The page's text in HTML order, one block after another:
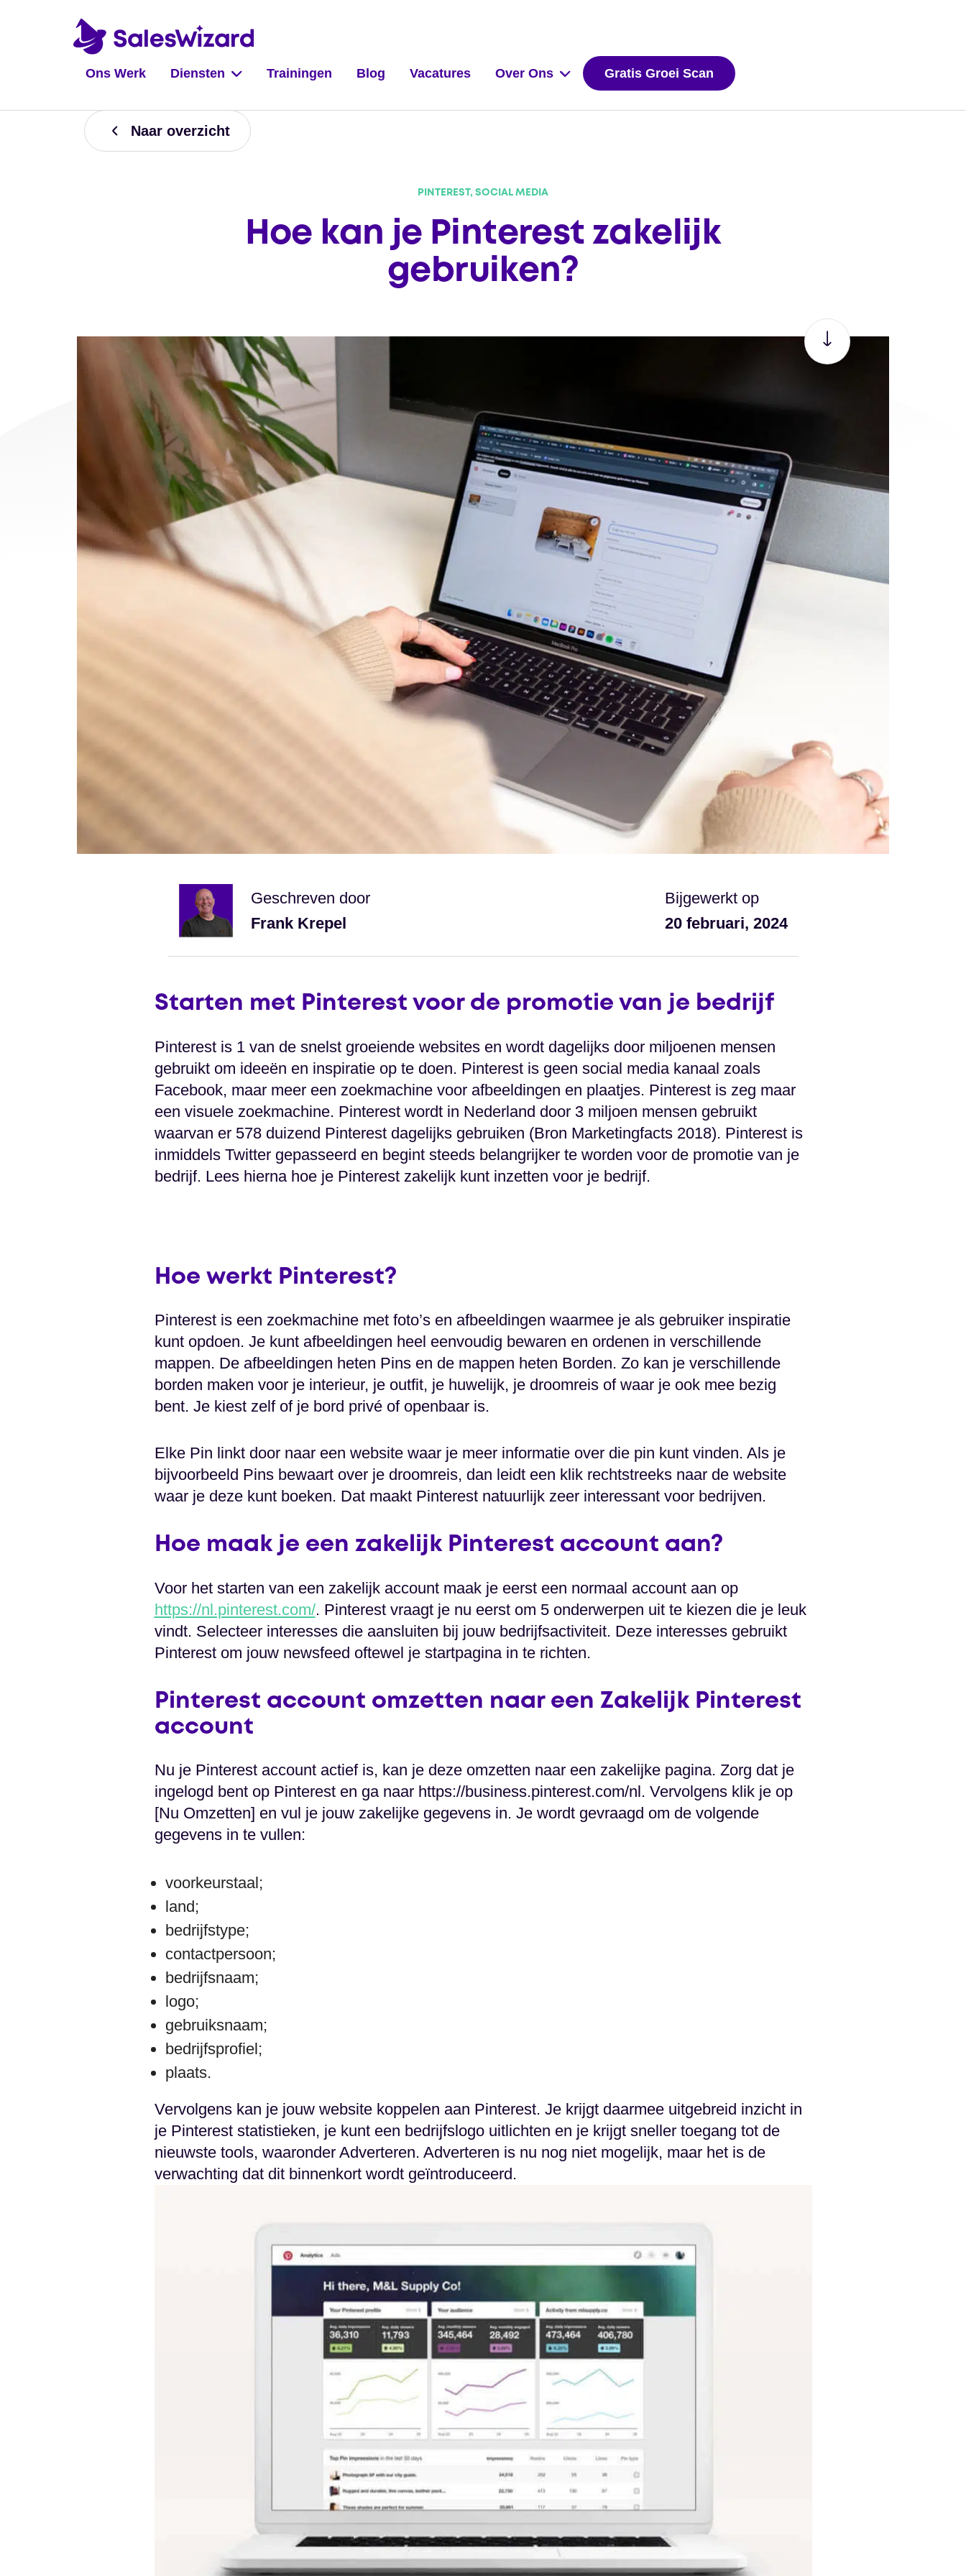
Ons Werk Diensten Trainingen Blog Vacatures Over Ons Gratis Groei Scan
Naar overzicht
PINTEREST, SOCIAL MEDIA
Hoe kan je Pinterest zakelijk
gebruiken?
Geschreven door
Frank Krepel
Bijgewerkt op
20 februari, 2024
Starten met Pinterest voor de promotie van je bedrijf
Pinterest is 1 van de snelst groeiende websites en wordt dagelijks door miljoenen mensen
gebruikt om ideeën en inspiratie op te doen. Pinterest is geen social media kanaal zoals
Facebook, maar meer een zoekmachine voor afbeeldingen en plaatjes. Pinterest is zeg maar
een visuele zoekmachine. Pinterest wordt in Nederland door 3 miljoen mensen gebruikt
waarvan er 578 duizend Pinterest dagelijks gebruiken (Bron Marketingfacts 2018). Pinterest is
inmiddels Twitter gepasseerd en begint steeds belangrijker te worden voor de promotie van je
bedrijf. Lees hierna hoe je Pinterest zakelijk kunt inzetten voor je bedrijf.
Hoe werkt Pinterest?
Pinterest is een zoekmachine met foto’s en afbeeldingen waarmee je als gebruiker inspiratie
kunt opdoen. Je kunt afbeeldingen heel eenvoudig bewaren en ordenen in verschillende
mappen. De afbeeldingen heten Pins en de mappen heten Borden. Zo kan je verschillende
borden maken voor je interieur, je outfit, je huwelijk, je droomreis of waar je ook mee bezig
bent. Je kiest zelf of je bord privé of openbaar is.
Elke Pin linkt door naar een website waar je meer informatie over die pin kunt vinden. Als je
bijvoorbeeld Pins bewaart over je droomreis, dan leidt een klik rechtstreeks naar de website
waar je deze kunt boeken. Dat maakt Pinterest natuurlijk zeer interessant voor bedrijven.
Hoe maak je een zakelijk Pinterest account aan?
Voor het starten van een zakelijk account maak je eerst een normaal account aan op
https://nl.pinterest.com/. Pinterest vraagt je nu eerst om 5 onderwerpen uit te kiezen die je leuk
vindt. Selecteer interesses die aansluiten bij jouw bedrijfsactiviteit. Deze interesses gebruikt
Pinterest om jouw newsfeed oftewel je startpagina in te richten.
Pinterest account omzetten naar een Zakelijk Pinterest
account
Nu je Pinterest account actief is, kan je deze omzetten naar een zakelijke pagina. Zorg dat je
ingelogd bent op Pinterest en ga naar https://business.pinterest.com/nl. Vervolgens klik je op
[Nu Omzetten] en vul je jouw zakelijke gegevens in. Je wordt gevraagd om de volgende
gegevens in te vullen:
voorkeurstaal;
land;
bedrijfstype;
contactpersoon;
bedrijfsnaam;
logo;
gebruiksnaam;
bedrijfsprofiel;
plaats.
Vervolgens kan je jouw website koppelen aan Pinterest. Je krijgt daarmee uitgebreid inzicht in
je Pinterest statistieken, je kunt een bedrijfslogo uitlichten en je krijgt sneller toegang tot de
nieuwste tools, waaronder Adverteren. Adverteren is nu nog niet mogelijk, maar het is de
verwachting dat dit binnenkort wordt geïntroduceerd.